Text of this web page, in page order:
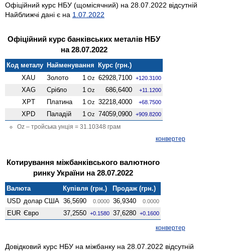
Офіційний курс НБУ (щомісячний) на 28.07.2022 відсутній
Найближчі дані є на 1.07.2022
Офіційний курс банківських металів НБУ
на 28.07.2022
Код металу Найменування Курс (грн.)
XAU
Золото 1 Oz 62928,7100 +120.3100
XAG Срібло 1 Oz 686,6400 +11.1200
XPT Платина 1 Oz 32218,4000 +68.7500
XPD Паладій 1 Oz 74059,0900 +909.8200
Oz – тройська унція = 31.10348 грам
конвертер
Котирування міжбанківського валютного
ринку України на 28.07.2022
Валюта Купівля (грн.)
Продаж (грн.)
USD долар США 36,5690 0.0000 36,9340 0.0000
EUR Євро 37,2550 +0.1580 37,6280 +0.1600
конвертер
Довідковий курс НБУ на міжбанку на 28.07.2022 відсутній